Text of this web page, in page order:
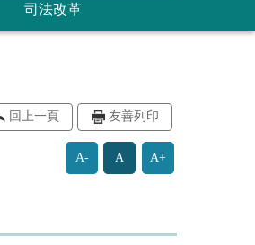
司法改革
回上一頁 友善列印
A- A A+